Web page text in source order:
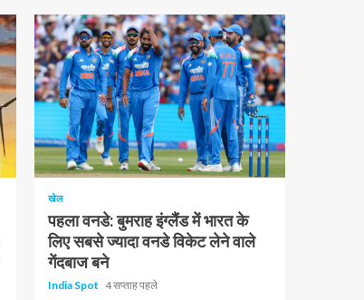
1 न्यूनतम पढ़ा
खेल
पहला वनडे: बुमराह इंग्लैंड में भारत के
लिए सबसे ज्यादा वनडे विकेट लेने वाले
गेंदबाज बने
India Spot 4 सप्ताह पहले